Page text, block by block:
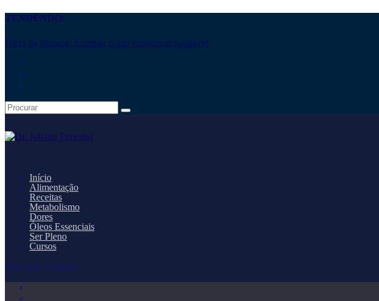
TENDENDO:
Dieta da Banana: Entenda como emagrecer saudável
Início
Alimentação
Receitas
Metabolismo
Dores
Óleos Essenciais
Ser Pleno
Cursos
Selecione a página